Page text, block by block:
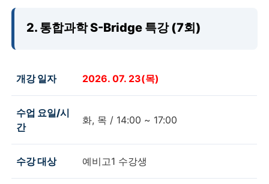
2. 통합과학 S-Bridge 특강 (7회)
개강 일자 2026. 07. 23(목)
수업 요일/시
간
화, 목 / 14:00 ~ 17:00
수강 대상 예비고1 수강생